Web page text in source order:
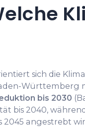
sich die
Württemberg
bis 2030
bis 2040,
2045 angestrebt